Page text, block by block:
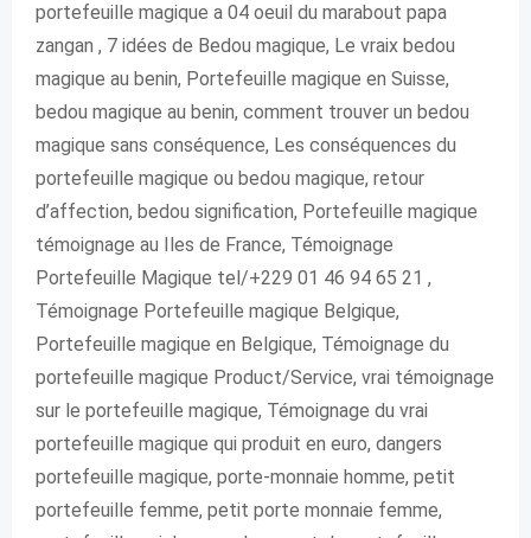
portefeuille magique a 04 oeuil du marabout papa
zangan , 7 idées de Bedou magique, Le vraix bedou
magique au benin, Portefeuille magique en Suisse,
bedou magique au benin, comment trouver un bedou
magique sans conséquence, Les conséquences du
portefeuille magique ou bedou magique, retour
d’affection, bedou signification, Portefeuille magique
témoignage au Iles de France, Témoignage
Portefeuille Magique tel/+229 01 46 94 65 21 ,
Témoignage Portefeuille magique Belgique,
Portefeuille magique en Belgique, Témoignage du
portefeuille magique Product/Service, vrai témoignage
sur le portefeuille magique, Témoignage du vrai
portefeuille magique qui produit en euro, dangers
portefeuille magique, porte-monnaie homme, petit
portefeuille femme, petit porte monnaie femme,